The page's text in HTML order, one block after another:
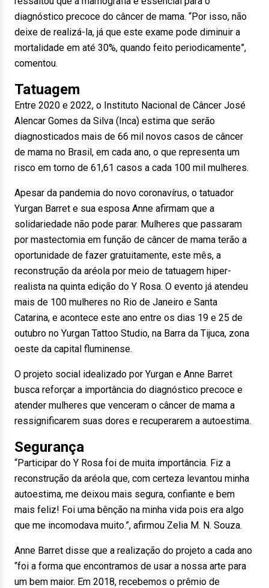
diagnóstico precoce do câncer de mama. “Por isso, não
deixe de realizá-la, já que este exame pode diminuir a
mortalidade em até 30%, quando feito periodicamente”,
comentou.
Tatuagem
Entre 2020 e 2022, o Instituto Nacional de Câncer José
Alencar Gomes da Silva (Inca) estima que serão
diagnosticados mais de 66 mil novos casos de câncer
de mama no Brasil, em cada ano, o que representa um
risco em torno de 61,61 casos a cada 100 mil mulheres.
Apesar da pandemia do novo coronavírus, o tatuador
Yurgan Barret e sua esposa Anne afirmam que a
solidariedade não pode parar. Mulheres que passaram
por mastectomia em função de câncer de mama terão a
oportunidade de fazer gratuitamente, este mês, a
reconstrução da aréola por meio de tatuagem hiper-
realista na quinta edição do Y Rosa. O evento já atendeu
mais de 100 mulheres no Rio de Janeiro e Santa
Catarina, e acontece este ano entre os dias 19 e 25 de
outubro no Yurgan Tattoo Studio, na Barra da Tijuca, zona
oeste da capital fluminense.
O projeto social idealizado por Yurgan e Anne Barret
busca reforçar a importância do diagnóstico precoce e
atender mulheres que venceram o câncer de mama a
ressignificarem suas dores e recuperarem a autoestima.
Segurança
“Participar do Y Rosa foi de muita importância. Fiz a
reconstrução da aréola que, com certeza levantou minha
autoestima, me deixou mais segura, confiante e bem
mais feliz! Foi uma bênção na minha vida pois era algo
que me incomodava muito.”, afirmou Zelia M. N. Souza.
Anne Barret disse que a realização do projeto a cada ano
“foi a forma que encontramos de usar a nossa arte para
um bem maior. Em 2018, recebemos o prêmio de